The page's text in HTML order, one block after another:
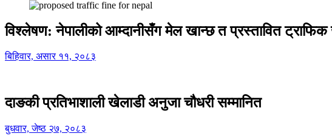
विश्लेषण: नेपालीको आम्दानीसँग मेल खान्छ त प्रस्तावित
बिहिवार, असार ११, २०८३
दाङकी प्रतिभाशाली खेलाडी अनुजा चौधरी सम्मानित
बुधवार, जेष्ठ २७, २०८३